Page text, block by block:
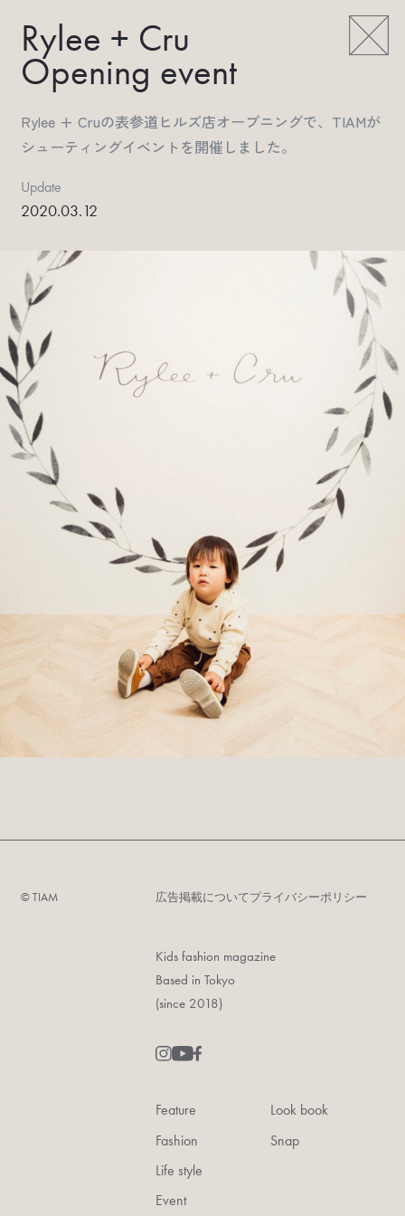
Rylee + Cru
Opening event
Rylee + Cruの表参道ヒルズ店オープニングで、TIAMが
シューティングイベントを開催しました。
Update
2020.03.12
©︎ TIAM 広告掲載についてプライバシーポリシー
Kids fashion magazine
Based in Tokyo
(since 2018)
Feature
Fashion
Life style
Event
Look book
Snap